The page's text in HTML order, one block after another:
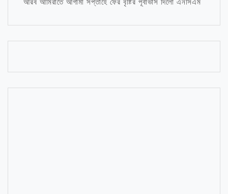
আরব আমিরাতে আগামী সপ্তাহে ফের বৃষ্টির পূর্বাভাস দিলো এনসিএম